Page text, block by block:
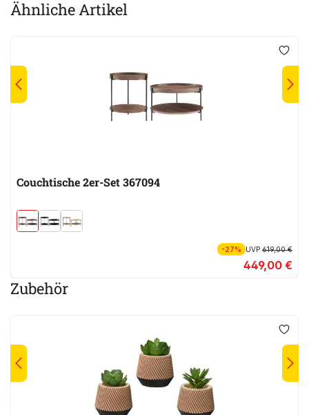
Ähnliche Artikel
Couchtische 2er-Set 367094
-27% UVP619,00 €
449,00 €
Zubehör